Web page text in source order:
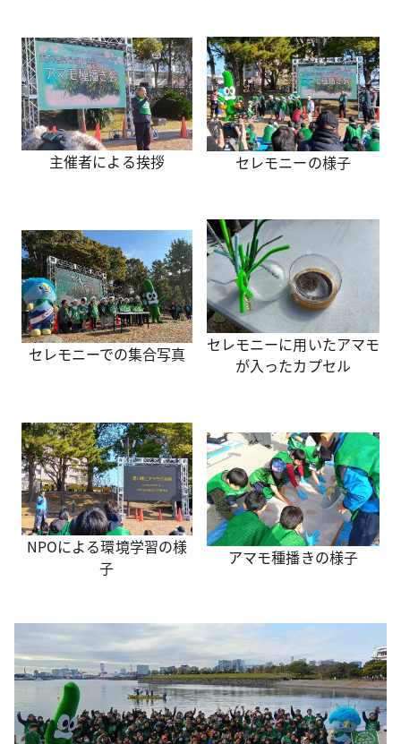
主催者による挨拶 セレモニーの様子
セレモニーでの集合写真
セレモニーに用いたアマモ
が入ったカプセル
NPOによる環境学習の様
子
アマモ種播きの様子